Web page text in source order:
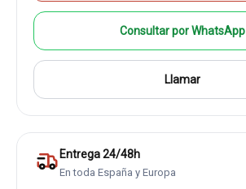
Consultar por WhatsApp
Llamar
Entrega 24/48h
En toda España y Europa